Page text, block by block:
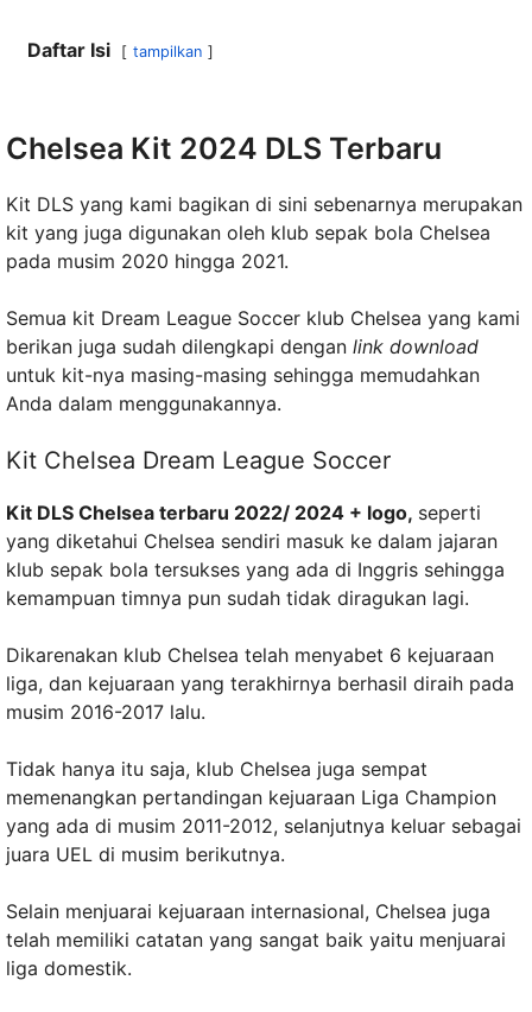
Daftar Isi tampilkan
Chelsea Kit 2024 DLS Terbaru
Kit DLS yang kami bagikan di sini sebenarnya merupakan
kit yang juga digunakan oleh klub sepak bola Chelsea
pada musim 2020 hingga 2021.
Semua kit Dream League Soccer klub Chelsea yang kami
berikan juga sudah dilengkapi dengan link download
untuk kit-nya masing-masing sehingga memudahkan
Anda dalam menggunakannya.
Kit Chelsea Dream League Soccer
Kit DLS Chelsea terbaru 2022/ 2024 + logo, seperti
yang diketahui Chelsea sendiri masuk ke dalam jajaran
klub sepak bola tersukses yang ada di Inggris sehingga
kemampuan timnya pun sudah tidak diragukan lagi.
Dikarenakan klub Chelsea telah menyabet 6 kejuaraan
liga, dan kejuaraan yang terakhirnya berhasil diraih pada
musim 2016-2017 lalu.
Tidak hanya itu saja, klub Chelsea juga sempat
memenangkan pertandingan kejuaraan Liga Champion
yang ada di musim 2011-2012, selanjutnya keluar sebagai
juara UEL di musim berikutnya.
Selain menjuarai kejuaraan internasional, Chelsea juga
telah memiliki catatan yang sangat baik yaitu menjuarai
liga domestik.